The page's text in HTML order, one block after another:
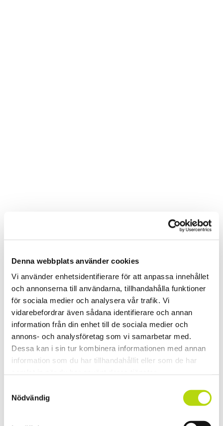
Denna webbplats använder cookies
Vi använder enhetsidentifierare för att anpassa innehållet
och annonserna till användarna, tillhandahålla funktioner
för sociala medier och analysera vår trafik. Vi
vidarebefordrar även sådana identifierare och annan
information från din enhet till de sociala medier och
annons- och analysföretag som vi samarbetar med.
Dessa kan i sin tur kombinera informationen med annan
information som du har tillhandahållit eller som de har
Nödvändig